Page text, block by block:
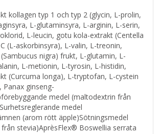
kollagen typ 1 och typ 2 (glycin, L-prolin,
L-glutaminsyra, L-arginin, L-serin,
L-leucin, gotu kola-extrakt (Centella
(L-askorbinsyra), L-valin, L-treonin,
nigra) frukt, L-glutamin, L-
L-metionin, L-tyrosin, L-histidin,
(Curcuma longa), L-tryptofan, L-cystein
ginseng-
medel (maltodextrin från
Surhetsreglerande medel
(arom rött äpple)Sötningsmedel
stevia)AprèsFlex® Boswellia serrata